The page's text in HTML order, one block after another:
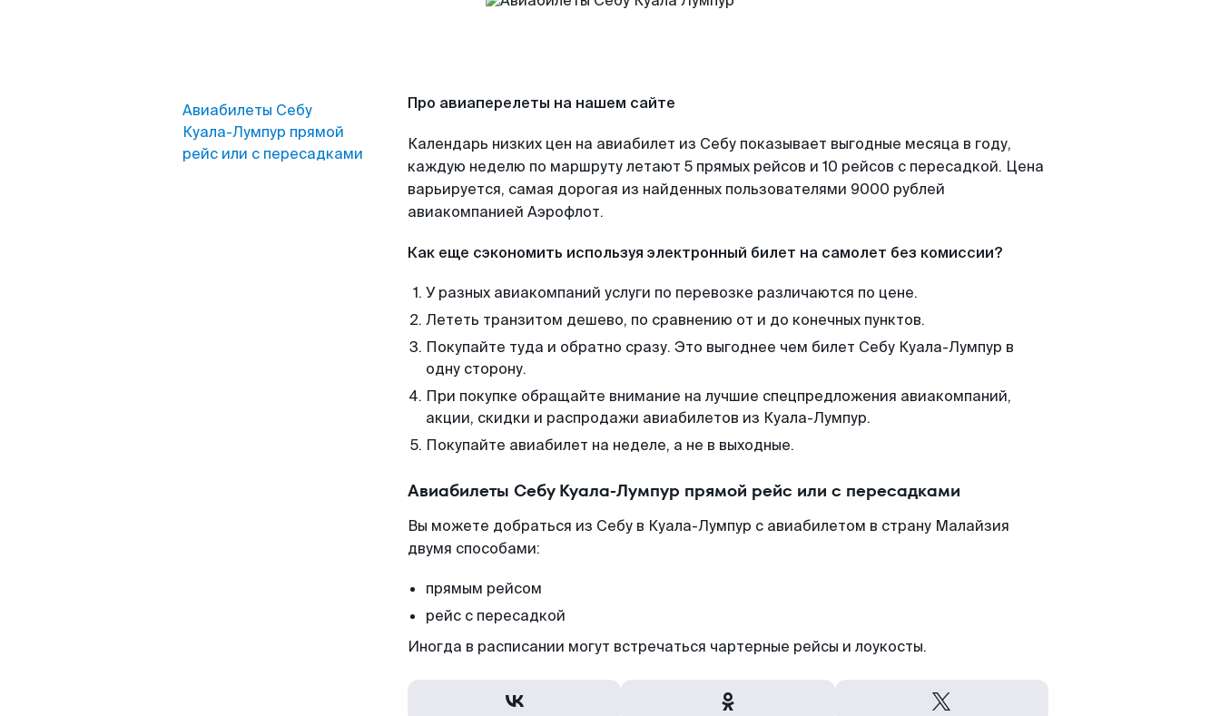
Авиабилеты Себу
Куала-Лумпур прямой
рейс или с пересадками
Про авиаперелеты на нашем сайте
Календарь низких цен на авиабилет из Себу показывает выгодные месяца в году,
каждую неделю по маршруту летают 5 прямых рейсов и 10 рейсов с пересадкой. Цена
варьируется, самая дорогая из найденных пользователями 9000 рублей
авиакомпанией Аэрофлот.
Как еще сэкономить используя электронный билет на самолет без комиссии?
У разных авиакомпаний услуги по перевозке различаются по цене.
Лететь транзитом дешево, по сравнению от и до конечных пунктов.
Покупайте туда и обратно сразу. Это выгоднее чем билет Себу Куала-Лумпур в
одну сторону.
При покупке обращайте внимание на лучшие спецпредложения авиакомпаний,
акции, скидки и распродажи авиабилетов из Куала-Лумпур.
Покупайте авиабилет на неделе, а не в выходные.
Авиабилеты Себу Куала-Лумпур прямой рейс или с пересадками
Вы можете добраться из Себу в Куала-Лумпур с авиабилетом в страну Малайзия
двумя способами:
прямым рейсом
рейс с пересадкой
Иногда в расписании могут встречаться чартерные рейсы и лоукосты.